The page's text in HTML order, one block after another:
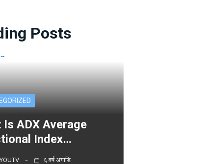
Posts
Is ADX Average
Index…
YOUTV ६ वर्ष अगाडि